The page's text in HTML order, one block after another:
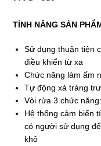
TÍNH NĂNG SẢN
Sử dụng thuận tiện
điều khiển từ xa
Chức năng làm ấm
Tự động xả tráng
Vòi rửa 3 chức
Hệ thống cảm biến
có người sử dụng
khô